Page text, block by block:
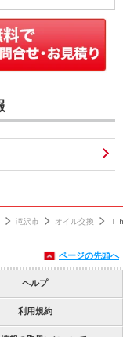
滝沢市 オイル交換 Ｔ
ページの先頭へ
ヘルプ
利用規約